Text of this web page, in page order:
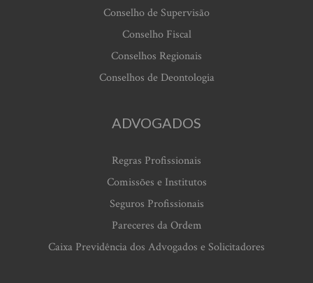
Conselho de Supervisão
Conselho Fiscal
Conselhos Regionais
Conselhos de Deontologia
ADVOGADOS
Regras Profissionais
Comissões e Institutos
Seguros Profissionais
Pareceres da Ordem
Caixa Previdência dos Advogados e Solicitadores